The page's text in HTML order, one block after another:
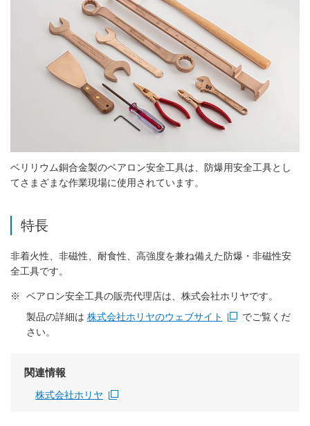
ベリリウム銅合金製のベアロン安全工具は、防爆用安全工具とし
てさまざまな作業現場に使用されています。
特長
非着火性、非磁性、耐食性、高強度を兼ね備えた防爆・非磁性安
全工具です。
※
ベアロン安全工具の販売代理店は、株式会社ホリヤです。
製品の詳細は 株式会社ホリヤのウェブサイト
新規ウィンドウを開きます
でご覧くだ
さい。
関連情報
株式会社ホリヤ